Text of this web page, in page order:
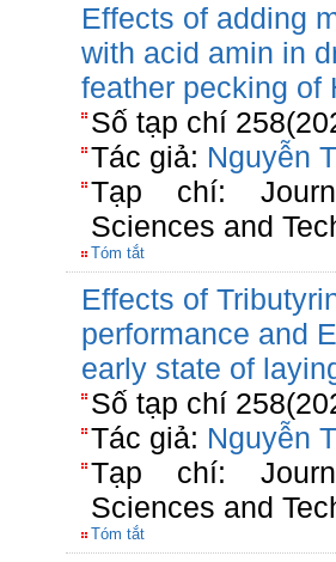
Effects of adding
with acid amin in
feather pecking of
Số tạp chí
Tác giả: Nguyễn
Tạp chí:
Sciences and
Tóm tắt
Effects of
performance and
early state of
Số tạp chí
Tác giả: Nguyễn
Tạp chí:
Sciences and
Tóm tắt